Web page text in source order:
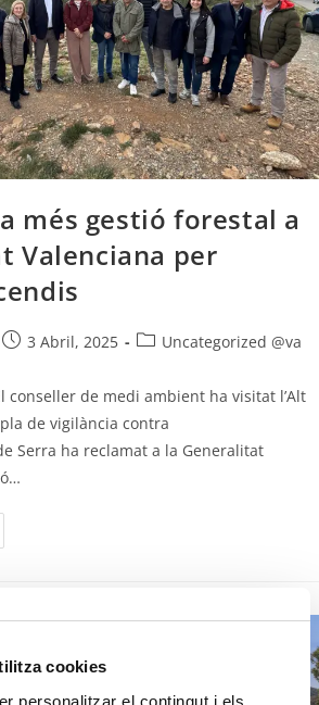
cookies
personalitzar el contingut i els
més gestió forestal a
Valenciana per
3 Abril, 2025 Uncategorized @va
conseller de medi ambient ha visitat l’Alt
de vigilància contra
Serra ha reclamat a la Generalitat